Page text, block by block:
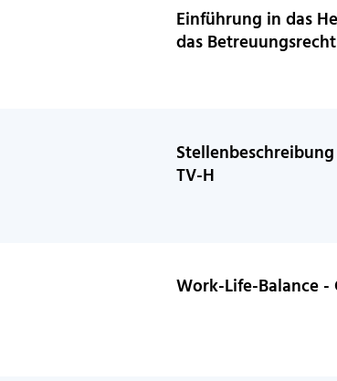
Einführung in das
das
TV-H
Work-Life-Balance